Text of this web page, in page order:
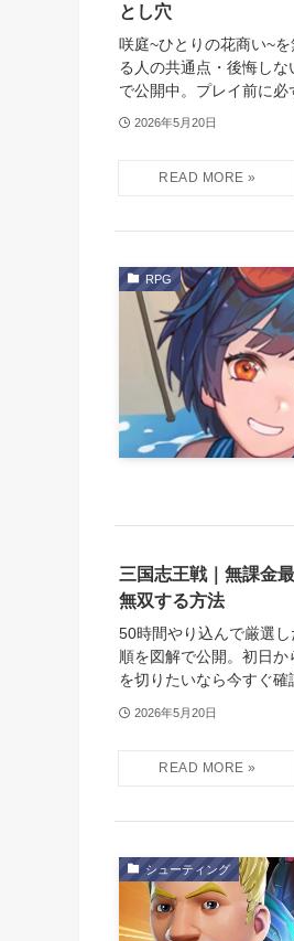
とし穴
咲庭~ひとりの花商い~
る人の共通点・後悔し
で公開中。プレイ前に必
2026年5月20日
RPG
三国志王戦｜無課金
無双する方法
50時間やり込んで厳選
順を図解で公開。初日
を切りたいなら今すぐ確
2026年5月20日
シューティング